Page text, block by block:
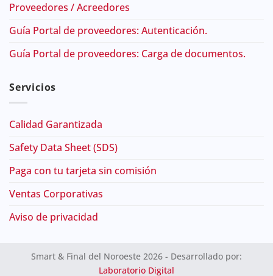
Proveedores / Acreedores
Guía Portal de proveedores: Autenticación.
Guía Portal de proveedores: Carga de documentos.
Servicios
Calidad Garantizada
Safety Data Sheet (SDS)
Paga con tu tarjeta sin comisión
Ventas Corporativas
Aviso de privacidad
Smart & Final del Noroeste 2026 - Desarrollado por:
Laboratorio Digital